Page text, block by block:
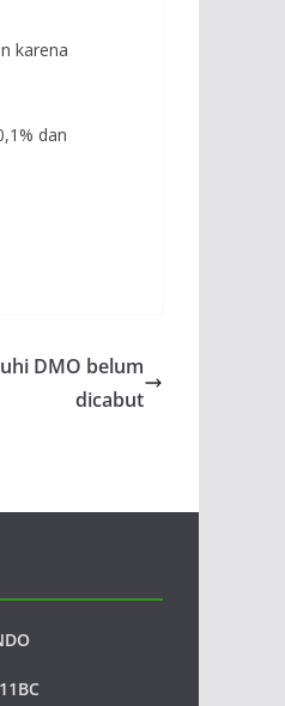
karena
dan
DMO belum
dicabut